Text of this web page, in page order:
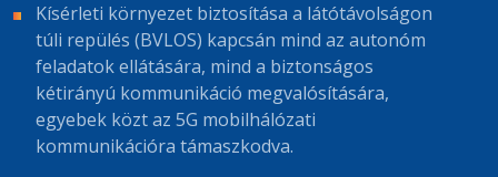
Kísérleti környezet biztosítása a látótávolságon
túli repülés (BVLOS) kapcsán mind az autonóm
feladatok ellátására, mind a biztonságos
kétirányú kommunikáció megvalósítására,
egyebek közt az 5G mobilhálózati
kommunikációra támaszkodva.